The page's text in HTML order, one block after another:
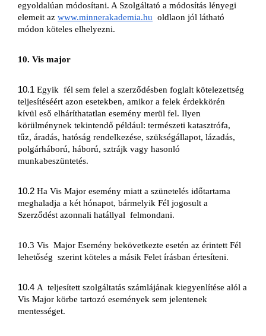
egyoldalúan módosítani. A Szolgáltató a módosítás lényegi
elemeit az www.minnerakademia.hu oldlaon jól látható
módon köteles elhelyezni.
10. Vis major
10.1 Egyik
polgárháború, háború, sztrájk vagy hasonló
munkabeszüntetés.
10.2 Ha Vis Major esemény miatt a szünetelés időtartama
meghaladja a két hónapot, bármelyik Fél jogosult a
Szerződést azonnali hatállyal felmondani.
10.3 Vis Major Esemény bekövetkezte esetén az érintett Fél
lehetőség szerint köteles a másik Felet írásban értesíteni.
10.4 A
Vis Major körbe tartozó események sem jelentenek
mentességet.